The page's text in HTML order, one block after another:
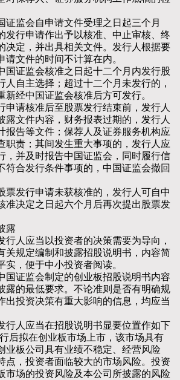
监会自申请文件受理之日起三个月
发行申请作出予以核准、中止审核、终
决定，并出具相关文件。发行人根据要
请文件的时间不计算在内。
证监会核准之日起十二个月内发行股
人自主选择；超过十二个月未发行的，
新经中国证监会核准后方可发行。
核准后至股票发行结束前，发行人
露文件内容，财务报表过期的，发行人
报告等文件；保荐人及证券服务机构应
职责；其间发生重大事项的，发行人应
，并及时报告中国证监会，同时履行信
符合发行条件事项的，中国证监会撤回
行申请未获核准的，发行人可自中
准决定之日起六个月后再次提出股票发
露
应当以投资者的决策需要为导向，
关规定编制和披露招股说明书，内容简
实，便于中小投资者阅读。
监会制定的创业板招股说明书内容
露的最低要求。不论准则是否有明确规
出投资决策有重大影响的信息，均应当
应当在招股说明书显要位置作如下
后拟在创业板市场上市，该市场具有
业板公司具有业绩不稳定、经营风险
点，投资者面临较大的市场风险。投资
市场的投资风险及本公司所披露的风险